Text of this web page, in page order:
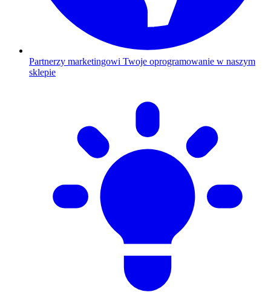
Partnerzy marketingowi Twoje oprogramowanie w naszym
sklepie